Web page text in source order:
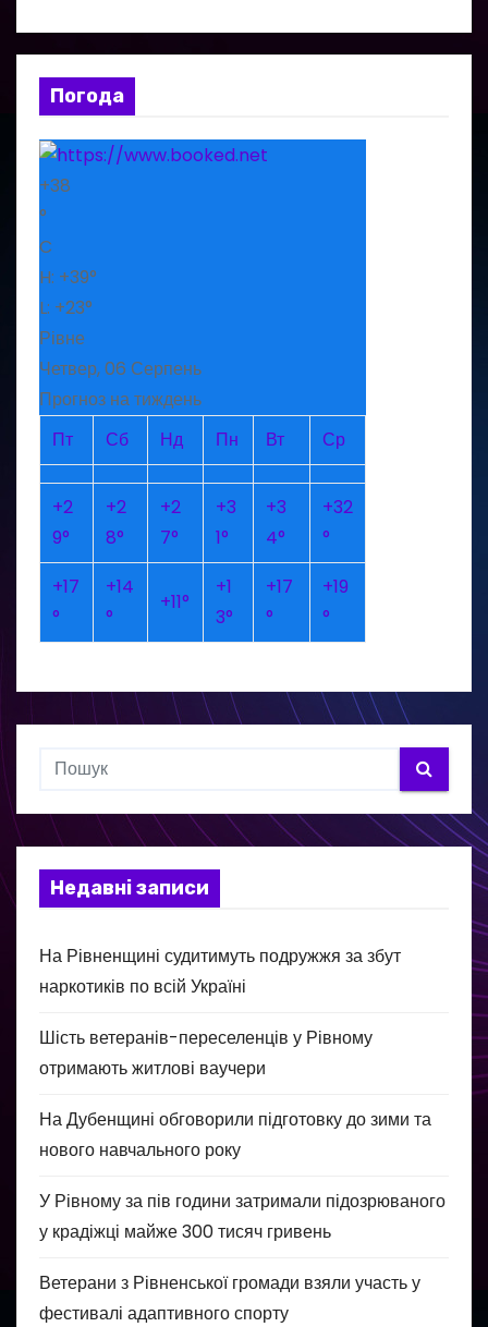
Погода
+38
°
C
H: +39°
L: +23°
Рівне
Четвер, 06 Серпень
Прогноз на тиждень
Пт
Сб Нд Пн Вт Ср
+2
9°
+2
8°
+2
7°
+3
1°
+3
4°
+32
°
+17
°
+14
°
+11°
+1
3°
+17
°
+19
°
Недавні записи
На Рівненщині судитимуть подружжя за збут
наркотиків по всій Україні
Шість ветеранів-переселенців у Рівному
отримають житлові ваучери
На Дубенщині обговорили підготовку до зими та
нового навчального року
У Рівному за пів години затримали підозрюваного
у крадіжці майже 300 тисяч гривень
Ветерани з Рівненської громади взяли участь у
фестивалі адаптивного спорту